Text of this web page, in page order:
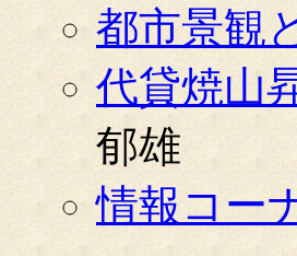
都市景観
代貸焼山
郁雄
情報コー